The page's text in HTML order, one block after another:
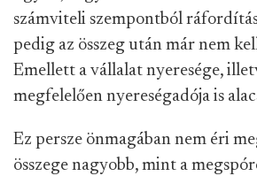
számviteli szempontból
pedig az összeg után már nem
Emellett a vállalat nyeresége,
megfelelően nyereségadója is
Ez persze önmagában nem éri
összege nagyobb, mint a